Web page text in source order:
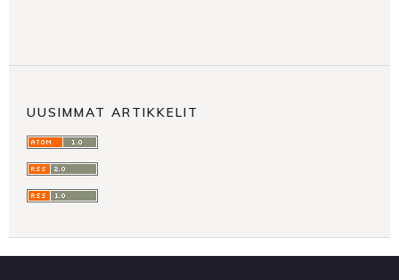
UUSIMMAT ARTIKKELIT